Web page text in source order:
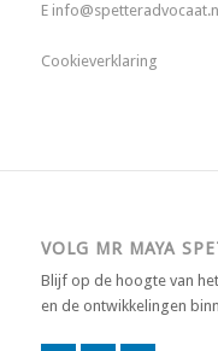
E info@spetteradvocaat.nl
Cookieverklaring
VOLG MR MAYA
Blijf op de hoogte van
en de ontwikkelingen